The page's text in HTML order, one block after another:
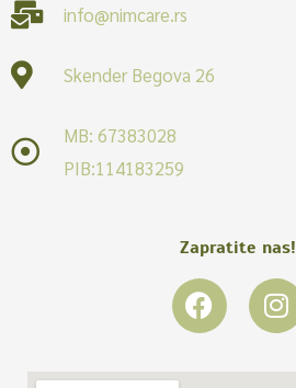
info@nimcare.rs
Skender Begova 26
MB: 67383028
PIB:114183259
Zapratite nas!
F
a
I
n